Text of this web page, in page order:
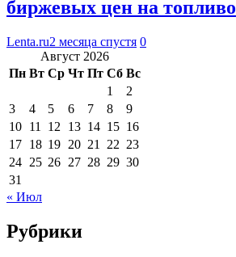
биржевых цен на топливо
Lenta.ru2 месяца спустя 0
Август 2026
Пн Вт Ср Чт Пт Сб Вс
1
2
3
4 5 6 7 8
9
10 11 12 13 14 15 16
17 18 19 20 21 22 23
24 25 26 27 28 29 30
31
« Июл
Рубрики